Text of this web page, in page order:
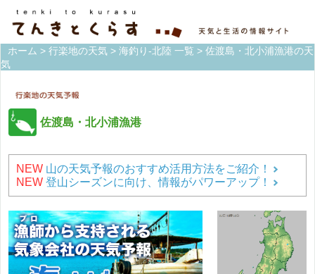
ホーム > 行楽地の天気 > 海釣り-北陸 一覧 > 佐渡島・北小浦漁港の天
気
佐渡島・北小浦漁港
NEW 山の天気予報のおすすめ活用方法をご紹介！
NEW 登山シーズンに向け、情報がパワーアップ！